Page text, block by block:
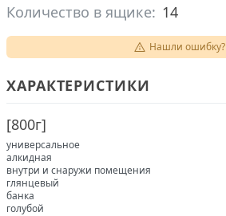
Количество в ящике: 14
Нашли ошибку?
ХАРАКТЕРИСТИКИ
[800г]
универсальное
алкидная
внутри и снаружи помещения
глянцевый
банка
голубой